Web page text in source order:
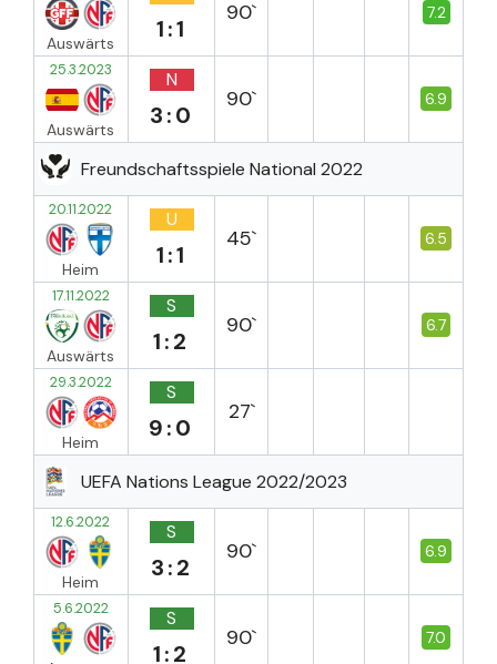
Auswärts 1:1
90` 7.2
25.3.2023
Auswärts
N
3:0
90` 6.9
Freundschaftsspiele National 2022
20.11.2022
Heim
U
1:1
45` 6.5
17.11.2022
Auswärts
S
1:2
90` 6.7
29.3.2022
Heim
S
9:0
27`
UEFA Nations League 2022/2023
12.6.2022
Heim
S
3:2
90` 6.9
5.6.2022 S
1:2
90` 7.0